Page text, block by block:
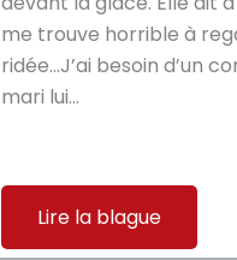
me trouve horrible à
ridée…J’ai besoin d’un
mari lui...
Lire la blague